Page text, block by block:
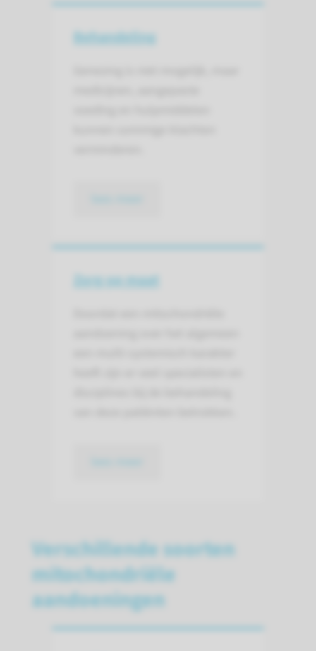
Behandeling
Zorg op maat
Verschillende soorten
mitochondriële
aandoeningen